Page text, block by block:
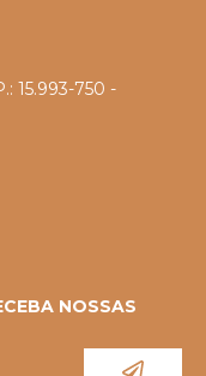
15.993-750 -
NOSSAS